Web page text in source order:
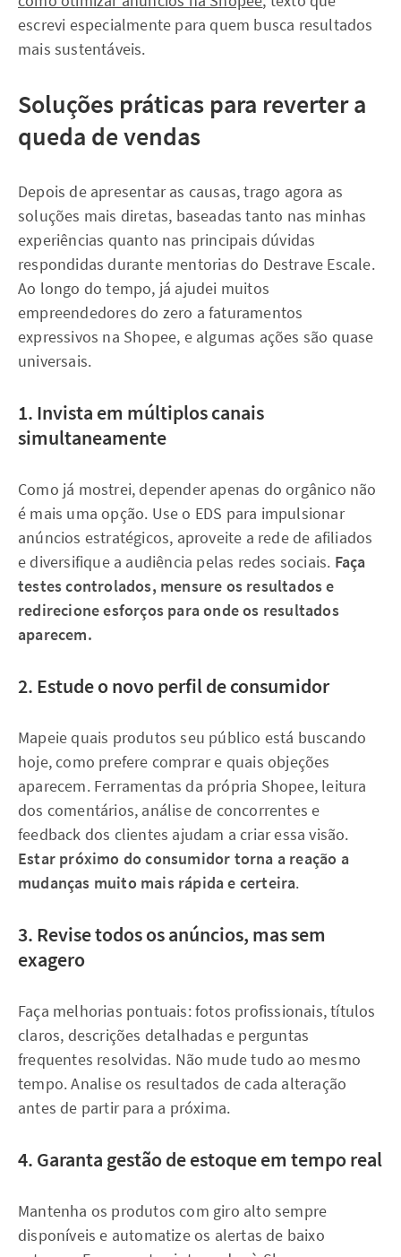
escrevi especialmente para quem busca resultados
mais sustentáveis.
Soluções práticas para reverter a
queda de vendas
Depois de apresentar as causas, trago agora as
soluções mais diretas, baseadas tanto nas minhas
experiências quanto nas principais dúvidas
respondidas durante mentorias do Destrave Escale.
Ao longo do tempo, já ajudei muitos
empreendedores do zero a faturamentos
expressivos na Shopee, e algumas ações são quase
universais.
1. Invista em múltiplos canais
simultaneamente
Como já mostrei, depender apenas do orgânico não
é mais uma opção. Use o EDS para impulsionar
anúncios estratégicos, aproveite a rede de afiliados
e diversifique a audiência pelas redes sociais. Faça
testes controlados, mensure os resultados e
redirecione esforços para onde os resultados
aparecem.
2. Estude o novo perfil de consumidor
Mapeie quais produtos seu público está buscando
hoje, como prefere comprar e quais objeções
aparecem. Ferramentas da própria Shopee, leitura
dos comentários, análise de concorrentes e
feedback dos clientes ajudam a criar essa visão.
Estar próximo do consumidor torna a reação a
mudanças muito mais rápida e certeira.
3. Revise todos os anúncios, mas sem
exagero
Faça melhorias pontuais: fotos profissionais, títulos
claros, descrições detalhadas e perguntas
frequentes resolvidas. Não mude tudo ao mesmo
tempo. Analise os resultados de cada alteração
antes de partir para a próxima.
4. Garanta gestão de estoque em tempo real
Mantenha os produtos com giro alto sempre
disponíveis e automatize os alertas de baixo